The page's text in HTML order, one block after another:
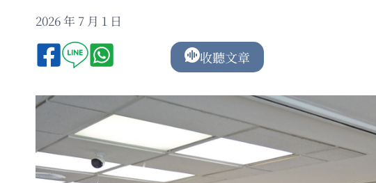
2026 年 7 月 1 日
收聽文章